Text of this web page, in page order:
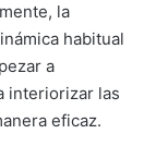
la
habitual
a
interiorizar las
eficaz.